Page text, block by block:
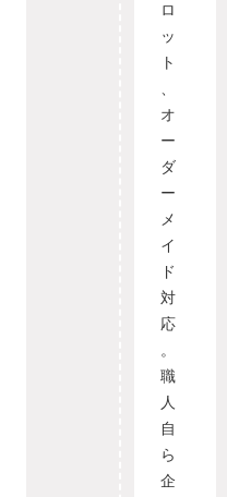
ロ
ッ
ト
、
オ
ー
ダ
ー
メ
イ
ド
対
応
。
職
人
自
ら
企